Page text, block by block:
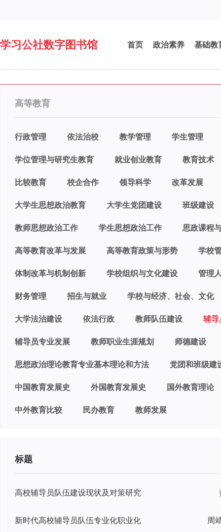
学习公社数字图书馆 首页 政治素养 基础教
高等教育
行政管理 依法治校 教学管理 学生管理
学位管理与研究生教育 就业创业教育 教育技术
比较教育 校企合作 领导科学 改革发展
大学生思想政治教育 大学生党团建设 班级建设
教师思想政治工作 学生思想政治工作 思政课程
高等教育改革与发展 高等教育政策与形势 学校
体制改革与机制创新 学校组织与文化建设 管理
财务管理 招生与就业 学校与经济、社会、文化
大学法治建设 依法行政 教师队伍建设 辅
辅导员专业发展 教师职业生涯规划 师德建设
思想政治理论教育专业基本理论和方法 党团和班级建
中国教育发展史 外国教育发展史 国外教育理论
中外教育比较 民办教育 教师发展
标题
高校辅导员队伍建设现状及对策研究
新时代高校辅导员队伍专业化职业化 周